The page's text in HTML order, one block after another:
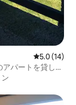
レビュー14
5.0 (14)
パートを貸しま